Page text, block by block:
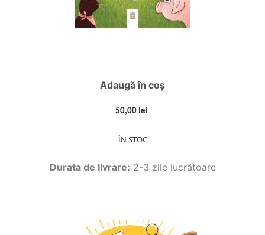
Adaugă în coș
50,00 lei
ÎN STOC
Durata de livrare: 2-3 zile lucrătoare